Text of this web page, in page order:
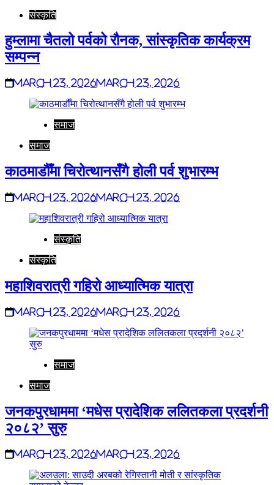
संस्कृति
हुम्लामा चैतलो पर्वको रौनक, सांस्कृतिक कार्यक्रम
सम्पन्न
March 23, 2026March 23, 2026
समाज
समाज
काठमाडौँमा चिरोत्थानसँगै होली पर्व शुभारम्भ
March 23, 2026March 23, 2026
संस्कृति
संस्कृति
महाशिवरात्री गहिरो आध्यात्मिक यात्रा
March 23, 2026March 23, 2026
समाज
समाज
जनकपुरधाममा ‘मधेस प्रादेशिक ललितकला प्रदर्शनी
२०८२’ सुरु
March 23, 2026March 23, 2026